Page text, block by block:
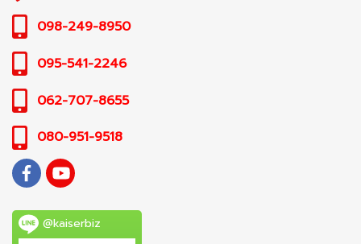
098-249-8950
095-541-2246
062-707-8655
080-951-9518
@kaiserbiz